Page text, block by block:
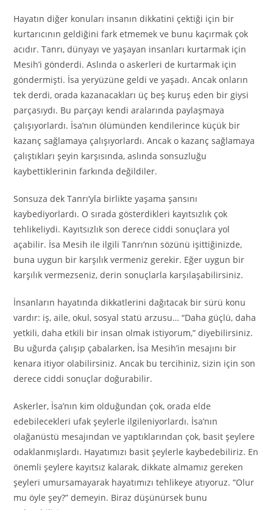
Hayatın diğer konuları insanın dikkatini çektiği için bir
kurtarıcının geldiğini fark etmemek ve bunu kaçırmak çok
acıdır. Tanrı, dünyayı ve yaşayan insanları kurtarmak için
Mesih’i gönderdi. Aslında o askerleri de kurtarmak için
göndermişti. İsa yeryüzüne geldi ve yaşadı. Ancak onların
tek derdi, orada kazanacakları üç beş kuruş eden bir giysi
parçasıydı. Bu parçayı kendi aralarında paylaşmaya
çalışıyorlardı. İsa’nın ölümünden kendilerince küçük bir
kazanç sağlamaya çalışıyorlardı. Ancak o kazanç sağlamaya
çalıştıkları şeyin karşısında, aslında sonsuzluğu
kaybettiklerinin farkında değildiler.
Sonsuza dek Tanrı’yla birlikte yaşama şansını
kaybediyorlardı. O sırada gösterdikleri kayıtsızlık çok
tehlikeliydi. Kayıtsızlık son derece ciddi sonuçlara yol
açabilir. İsa Mesih ile ilgili Tanrı’nın sözünü işittiğinizde,
buna uygun bir karşılık vermeniz gerekir. Eğer uygun bir
karşılık vermezseniz, derin sonuçlarla karşılaşabilirsiniz.
İnsanların hayatında dikkatlerini dağıtacak bir sürü konu
vardır: iş, aile, okul, sosyal statü arzusu… “Daha güçlü, daha
yetkili, daha etkili bir insan olmak istiyorum,” diyebilirsiniz.
Bu uğurda çalışıp çabalarken, İsa Mesih’in mesajını bir
kenara itiyor olabilirsiniz. Ancak bu tercihiniz, sizin için son
derece ciddi sonuçlar doğurabilir.
Askerler, İsa’nın kim olduğundan çok, orada elde
edebilecekleri ufak şeylerle ilgileniyorlardı. İsa’nın
olağanüstü mesajından ve yaptıklarından çok, basit şeylere
odaklanmışlardı. Hayatımızı basit şeylerle kaybedebiliriz. En
önemli şeylere kayıtsız kalarak, dikkate almamız gereken
şeyleri umursamayarak hayatımızı tehlikeye atıyoruz. “Olur
mu öyle şey?” demeyin. Biraz düşünürsek bunu